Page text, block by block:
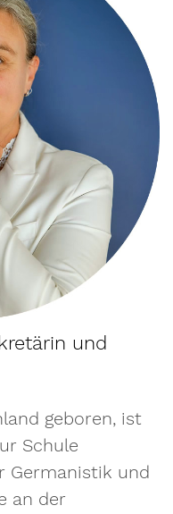
und
geboren, ist
Schule
Germanistik und
an der